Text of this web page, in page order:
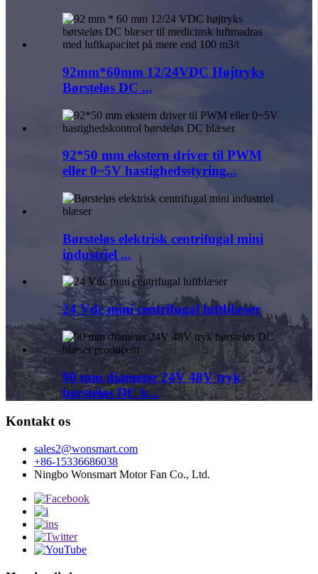
92mm*60mm 12/24VDC Højtryks
Børsteløs DC ...
92*50 mm ekstern driver til PWM
eller 0~5V hastighedsstyring...
Børsteløs elektrisk centrifugal mini
industriel ...
24 Vdc mini centrifugal luftblæser
90 mm diameter 24V 48V tryk
børsteløs DC b...
Kontakt os
sales2@wonsmart.com
+86-15336686038
Ningbo Wonsmart Motor Fan Co., Ltd.